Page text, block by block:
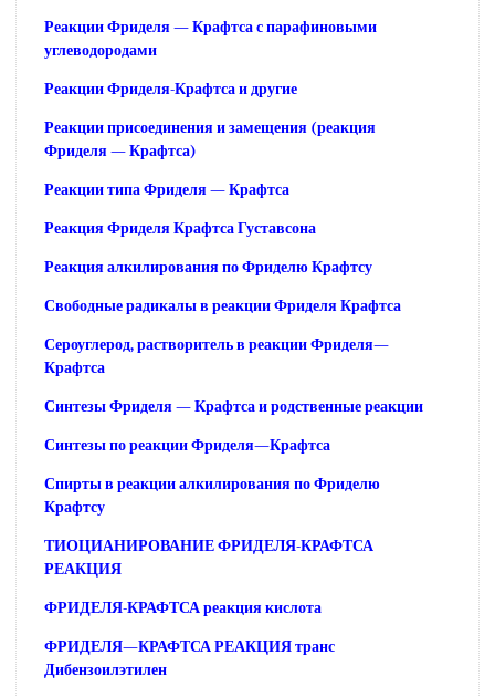
Реакции Фриделя — Крафтса с парафиновыми
углеводородами
Реакции Фриделя-Крафтса и другие
Реакции присоединения и замещения (реакция
Фриделя — Крафтса)
Реакции типа Фриделя — Крафтса
Реакция Фриделя Крафтса Густавсона
Реакция алкилирования по Фриделю Крафтсу
Свободные радикалы в реакции Фриделя Крафтса
Сероуглерод, растворитель в реакции Фриделя—
Крафтса
Синтезы Фриделя — Крафтса и родственные реакции
Синтезы по реакции Фриделя—Крафтса
Спирты в реакции алкилирования по Фриделю
Крафтсу
ТИОЦИАНИРОВАНИЕ ФРИДЕЛЯ-КРАФТСА
РЕАКЦИЯ
ФРИДЕЛЯ-КРАФТСА реакция кислота
ФРИДЕЛЯ—КРАФТСА РЕАКЦИЯ транс
Дибензоилэтилен